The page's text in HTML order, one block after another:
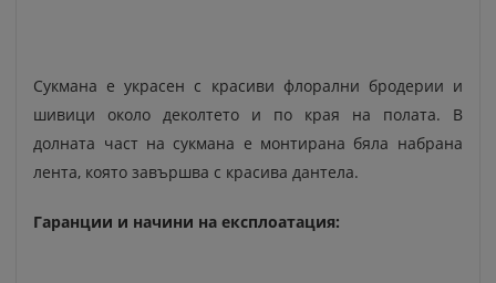
Сукмана е украсен с красиви флорални бродерии и
шивици около деколтето и по края на полата. В
долната част на сукмана е монтирана бяла набрана
лента, която завършва с красива дантела.
Гаранции и начини на експлоатация: